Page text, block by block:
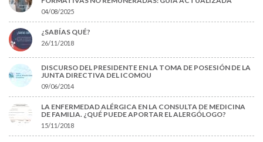
04/08/2025
¿SABÍAS QUÉ?
26/11/2018
DISCURSO DEL PRESIDENTE EN LA TOMA DE POSESIÓN DE LA
JUNTA DIRECTIVA DEL ICOMOU
09/06/2014
LA ENFERMEDAD ALÉRGICA EN LA CONSULTA DE MEDICINA
DE FAMILIA. ¿QUÉ PUEDE APORTAR EL ALERGÓLOGO?
15/11/2018